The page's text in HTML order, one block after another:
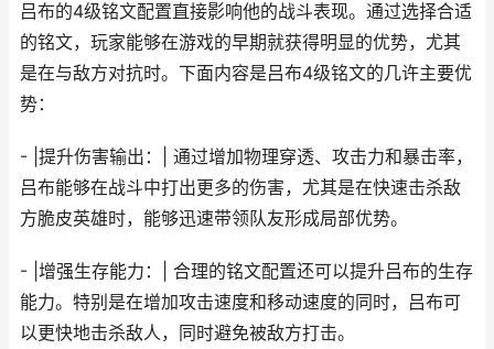
吕布的4级铭文配置直接影响他的战斗表现。通过选择合适
的铭文，玩家能够在游戏的早期就获得明显的优势，尤其
是在与敌方对抗时。下面内容是吕布4级铭文的几许主要优
势：
- |提升伤害输出：| 通过增加物理穿透、攻击力和暴击率，
吕布能够在战斗中打出更多的伤害，尤其是在快速击杀敌
方脆皮英雄时，能够迅速带领队友形成局部优势。
- |增强生存能力：| 合理的铭文配置还可以提升吕布的生存
能力。特别是在增加攻击速度和移动速度的同时，吕布可
以更快地击杀敌人，同时避免被敌方打击。